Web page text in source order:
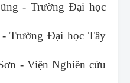
- Trường Đại học
Trường Đại học Tây
- Viện Nghiên cứu